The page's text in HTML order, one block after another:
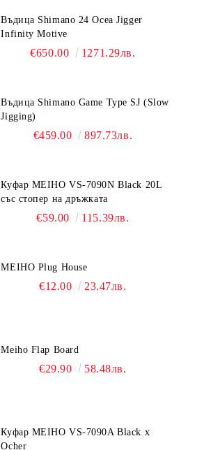
Въдица Shimano 24 Ocea Jigger
Infinity Motive
€650.00 1271.29лв.
Въдица Shimano Game Type SJ (Slow
Jigging)
€459.00 897.73лв.
Куфар MEIHO VS-7090N Black 20L
със стопер на дръжката
€59.00 115.39лв.
MEIHO Plug House
€12.00 23.47лв.
Meiho Flap Board
€29.90 58.48лв.
Куфар MEIHO VS-7090A Black x
Ocher